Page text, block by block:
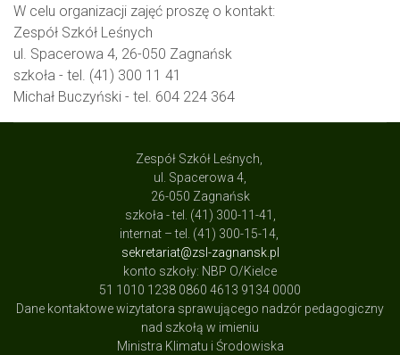
W celu organizacji zajęć proszę o kontakt:
Zespół Szkół Leśnych
ul. Spacerowa 4, 26-050 Zagnańsk
szkoła - tel. (41) 300 11 41
Michał Buczyński - tel. 604 224 364
Zespół Szkół Leśnych,
ul. Spacerowa 4,
26-050 Zagnańsk
szkoła - tel. (41) 300-11-41,
internat – tel. (41) 300-15-14,
sekretariat@zsl-zagnansk.pl
konto szkoły: NBP O/Kielce
51 1010 1238 0860 4613 9134 0000
Dane kontaktowe wizytatora sprawującego nadzór pedagogiczny
nad szkołą w imieniu
Ministra Klimatu i Środowiska